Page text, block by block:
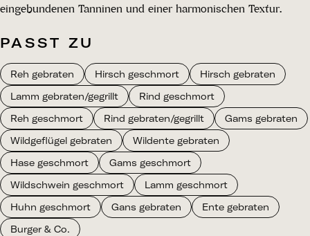
eingebundenen Tanninen und einer harmonischen Textur.
PASST ZU
Reh gebraten Hirsch geschmort
Hirsch gebraten
Lamm gebraten/gegrillt
Rind geschmort
Reh geschmort
Rind gebraten/gegrillt
Gams gebraten
Wildgeflügel gebraten
Wildente gebraten
Hase geschmort
Gams geschmort
Wildschwein geschmort
Lamm geschmort
Huhn geschmort
Gans gebraten
Ente gebraten
Burger & Co.